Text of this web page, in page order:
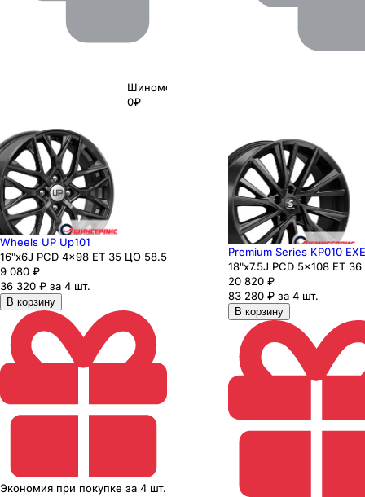
Шиномонтаж
0₽
Wheels UP Up101
16"x6J PCD 4x98 ЕТ 35 ЦО 58.5
9 080 ₽
36 320 ₽ за 4 шт.
В корзину
Экономия при покупке за 4 шт.
Premium Series КР010
18"x7.5J PCD 5x108 ЕТ
20 820 ₽
83 280 ₽ за 4 шт.
В корзину